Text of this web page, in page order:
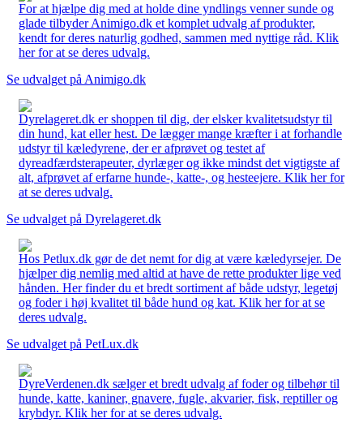
For at hjælpe dig med at holde dine yndlings venner sunde og
glade tilbyder Animigo.dk et komplet udvalg af produkter,
kendt for deres naturlig godhed, sammen med nyttige råd. Klik
her for at se deres udvalg.
Se udvalget på Animigo.dk
Dyrelageret.dk er shoppen til dig, der elsker kvalitetsudstyr til
din hund, kat eller hest. De lægger mange kræfter i at forhandle
udstyr til kæledyrene, der er afprøvet og testet af
dyreadfærdsterapeuter, dyrlæger og ikke mindst det vigtigste af
alt, afprøvet af erfarne hunde-, katte-, og hesteejere. Klik her for
at se deres udvalg.
Se udvalget på Dyrelageret.dk
Hos Petlux.dk gør de det nemt for dig at være kæledyrsejer. De
hjælper dig nemlig med altid at have de rette produkter lige ved
hånden. Her finder du et bredt sortiment af både udstyr, legetøj
og foder i høj kvalitet til både hund og kat. Klik her for at se
deres udvalg.
Se udvalget på PetLux.dk
DyreVerdenen.dk sælger et bredt udvalg af foder og tilbehør til
hunde, katte, kaniner, gnavere, fugle, akvarier, fisk, reptiller og
krybdyr. Klik her for at se deres udvalg.